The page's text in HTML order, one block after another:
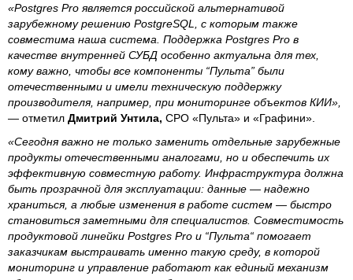
«Postgres Pro является российской альтернативой
зарубежному решению PostgreSQL, с которым также
совместима наша система. Поддержка Postgres Pro в
качестве внутренней СУБД особенно актуальна для тех,
кому важно, чтобы все компоненты “Пульта” были
отечественными и имели техническую поддержку
производителя, например, при мониторинге объектов КИИ»,
— отметил Дмитрий Унтила, CPO «Пульта» и «Графини».
«Сегодня важно не только заменить отдельные зарубежные
продукты отечественными аналогами, но и обеспечить их
эффективную совместную работу. Инфраструктура должна
быть прозрачной для эксплуатации: данные — надежно
храниться, а любые изменения в работе систем — быстро
становиться заметными для специалистов. Совместимость
продуктовой линейки Postgres Pro и “Пульта“ помогает
заказчикам выстраивать именно такую среду, в которой
мониторинг и управление работают как единый механизм